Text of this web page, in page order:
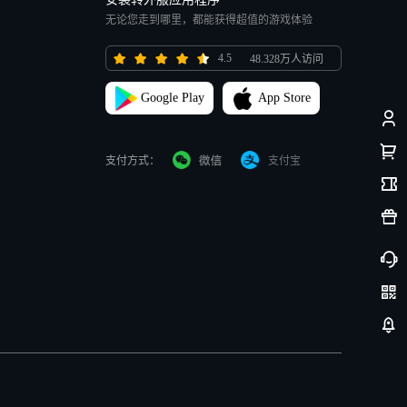
无论您走到哪里，都能获得超值的游戏体验
4.5 48.328万人访问
Google Play App Store
支付方式： 支付宝